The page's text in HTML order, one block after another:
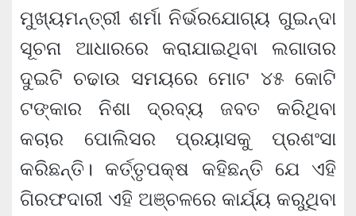
ମୁଖ୍ୟମନ୍ତ୍ରୀ ଶର୍ମା ନିର୍ଭରଯୋଗ୍ୟ ଗୁଇନ୍ଦା
ସୂଚନା ଆଧାରରେ କରାଯାଇଥିବା ଲଗାତାର
ଦୁଇଟି ଚଢାଉ ସମୟରେ ମୋଟ ୪୫ କୋଟି
ଟଙ୍କାର ନିଶା ଦ୍ରବ୍ୟ ଜବତ କରିଥିବା
କଚାର ପୋଲିସର ପ୍ରୟାସକୁ ପ୍ରଶଂସା
କରିଛନ୍ତି। କର୍ତ୍ତୃପକ୍ଷ କହିଛନ୍ତି ଯେ ଏହି
ଗିରଫଦାରୀ ଏହି ଅଞ୍ଚଳରେ କାର୍ଯ୍ୟ କରୁଥିବା